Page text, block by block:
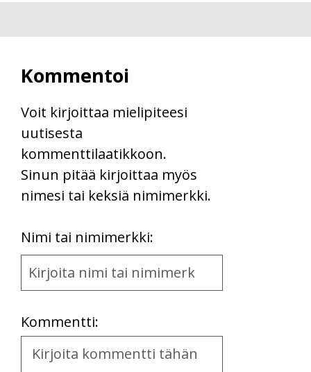
Kommentoi
Voit kirjoittaa mielipiteesi
uutisesta
kommenttilaatikkoon.
Sinun pitää kirjoittaa myös
nimesi tai keksiä nimimerkki.
Nimi tai nimimerkki:
Name
and
Kommentti:
Kommentti